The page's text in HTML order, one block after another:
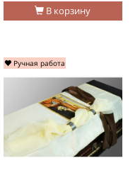
В корзину
Ручная работа